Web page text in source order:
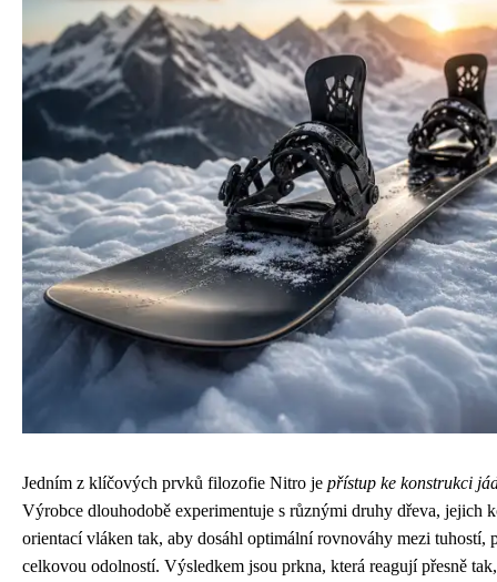
Jedním z klíčových prvků filozofie Nitro je přístup ke konstrukci
Výrobce dlouhodobě experimentuje s různými druhy dřeva, jejich
orientací vláken tak, aby dosáhl optimální rovnováhy mezi tuhostí,
celkovou odolností. Výsledkem jsou prkna, která reagují přesně